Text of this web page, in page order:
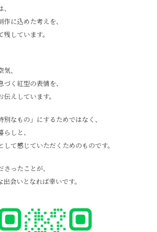
に込めた考えを、
しています。
、
く紅型の表情を、
えしています。
なもの」にするためではなく、
しと、
て感じていただくためのものです。
ったことが、
会いとなれば幸いです。